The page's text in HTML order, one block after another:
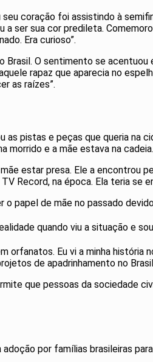
coração foi assistindo à
a ser sua cor predileta.
Era curioso”.
Brasil. O sentimento se
rapaz que aparecia no
as raízes”.
as pistas e peças que queria na
morrido e a mãe estava na cadeia.
estar presa. Ele a encontrou
Record, na época. Ela teria se
o papel de mãe no passado
quando viu a situação e
orfanatos. Eu vi a minha
de apadrinhamento no
que pessoas da sociedade
por famílias brasileiras